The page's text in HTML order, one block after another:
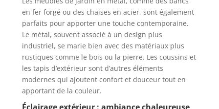
en fer forgé ou des chaises en acier, sont également
parfaits pour apporter une touche contemporaine.
Le métal, souvent associé à un design plus
industriel, se marie bien avec des matériaux plus
rustiques comme le bois ou la pierre. Les coussins et
les tapis d’extérieur sont d’autres éléments
modernes qui ajoutent confort et douceur tout en
apportant de la couleur.